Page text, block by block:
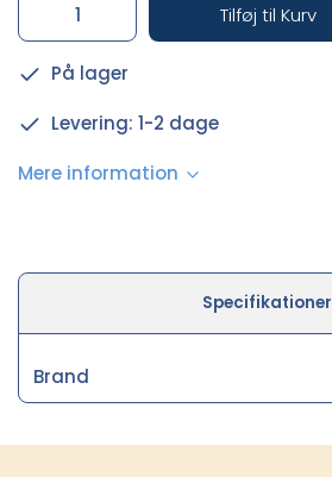
Tilføj til Kurv
På lager
Levering: 1-2 dage
Mere information
Specifikationer
Brand